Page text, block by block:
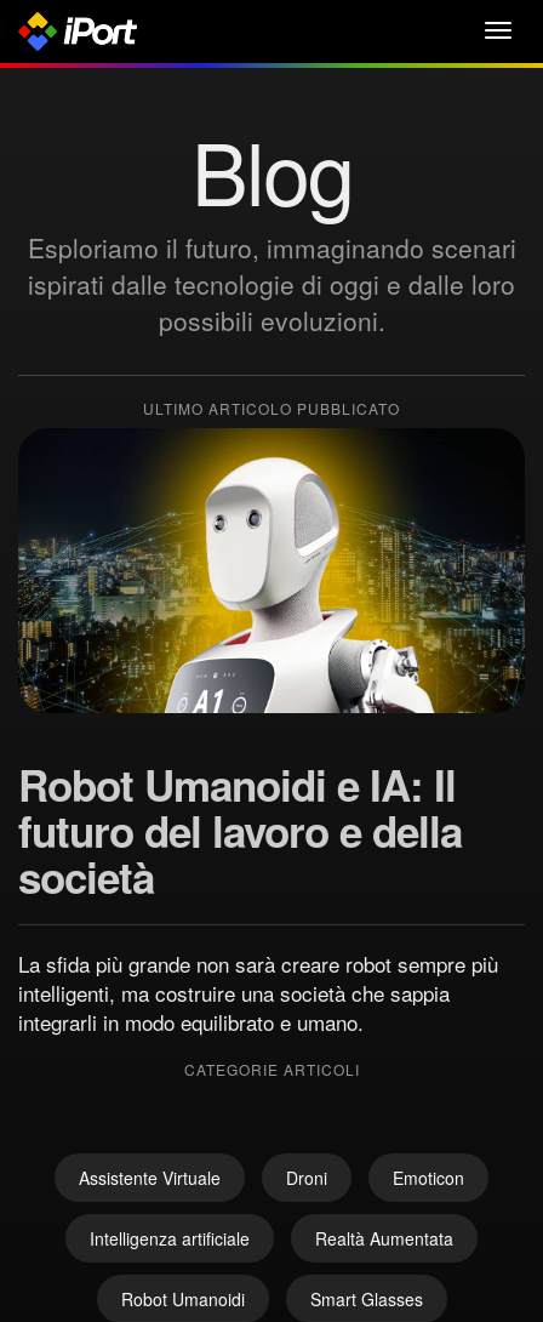
Blog
Esploriamo il futuro, immaginando scenari
ispirati dalle tecnologie di oggi e dalle loro
possibili evoluzioni.
ULTIMO ARTICOLO PUBBLICATO
Robot Umanoidi e IA: Il
futuro del lavoro e della
società
La sfida più grande non sarà creare robot sempre più
intelligenti, ma costruire una società che sappia
integrarli in modo equilibrato e umano.
CATEGORIE ARTICOLI
Assistente Virtuale Droni Emoticon
Intelligenza artificiale Realtà Aumentata
Robot Umanoidi Smart Glasses